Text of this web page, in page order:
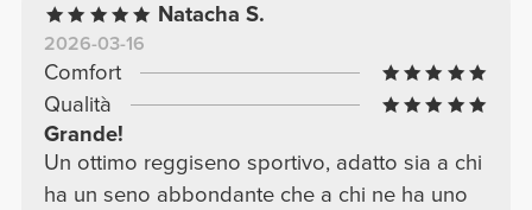
comunque bellissimo!
Natacha S.
2026-03-16
Comfort
Qualità
Grande!
Un ottimo reggiseno sportivo, adatto sia a chi
ha un seno abbondante che a chi ne ha uno